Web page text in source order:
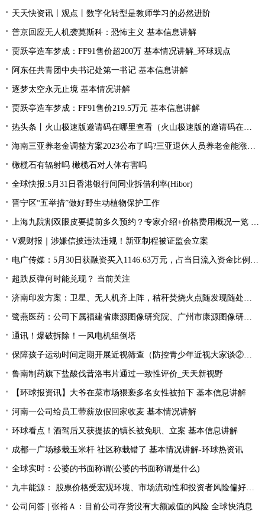
天天快资讯丨观点丨数字化转型是教师学习的必然进阶
普京回应无人机袭莫斯科：恐怖主义 基本信息讲解
贾跃亭造车梦成：FF91售价超200万 基本情况讲解_环球观点
阿东任共青团中央书记处第一书记 基本信息讲解
逐梦太空永无止境 基本情况讲解
贾跃亭造车梦成：FF91售价219.5万元 基本信息讲解
热头条丨火山极速版邀请码在哪里查看（火山极速版的邀请码在哪里找）
海南三亚养老金调整方案2023公布了吗?三亚退休人员养老金能涨多少钱？|环球热资讯
橄榄石有辐射吗 橄榄石对人体有害吗
全球快报:5月31日香港银行间同业拆借利率(Hibor)
晋宁区“五举措”做好野生动植物保护工作
上海九院割双眼皮要提前多久预约？专家介绍+价格费用概况一览 焦点热门
V观财报｜涉嫌信披违法违规！新亚制程被证监会立案
电广传媒：5月30日获融资买入1146.63万元，占当日流入资金比例13.74%
超跌反弹何时能兑现？ 当前关注
济南印发方案：卫星、无人机齐上阵，秸秆焚烧火点随发现随处置-当前聚焦
鹭燕医药：公司下属福建省康源图像研究院、广州市康源图像研究院开展人工智能在医疗领域的应用研究|全球快播
通讯！爆破拆除！一风电机组倒塔
保障孩子运动时间定期开展近视筛查（防控青少年近视大家谈②）_全球快看点
鲁南制药旗下盐酸伐昔洛韦片通过一致性评价_天天新视野
【环球报资讯】大爷在菜市场猥亵多名女性被拍下 基本信息讲解
河南一公司给员工带薪放假回家收麦 基本情况讲解
环球看点！酒驾后又获提拔的镇长被免职、立案 基本信息讲解
成都一广场移栽玉米杆 社区称栽错了 基本情况讲解-环球热资讯
全球实时：公婆的书面称谓(公婆的书面称谓是什么)
九丰能源： 股票价格受宏观环境、市场流动性和投资者风险偏好等因素的影响
公司问答 | 张裕Ａ：目前公司存货没有大额减值的风险 全球快消息